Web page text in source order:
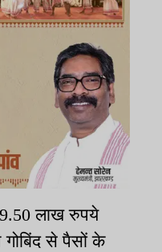
लाख रुपये
गोबिंद से पैसों के